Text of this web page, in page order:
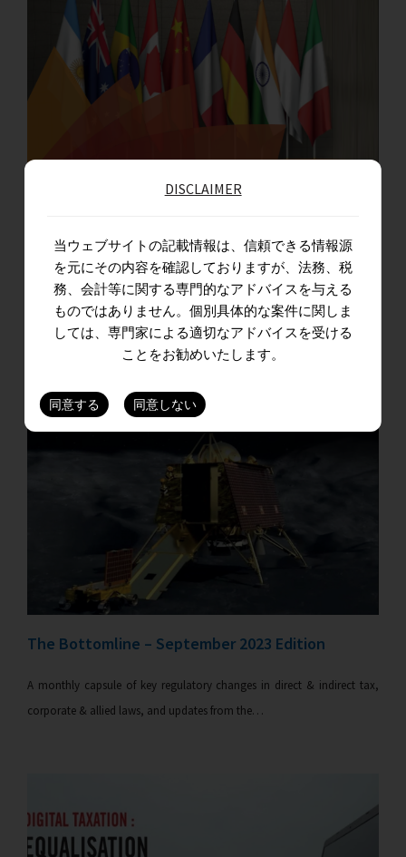
Advisory Business , Accounting & Business Support , Assurance , Direct
Tax , Indirect Tax , Taxation , Transaction Advisory…
The Bottomline – September 2023 Edition
A monthly capsule of key regulatory changes in direct & indirect tax,
corporate & allied laws, and updates from the…
DISCLAIMER
当ウェブサイトの記載情報は、信頼できる情報源
を元にその内容を確認しておりますが、法務、税
務、会計等に関する専門的なアドバイスを与える
ものではありません。個別具体的な案件に関しま
しては、専門家による適切なアドバイスを受ける
ことをお勧めいたします。